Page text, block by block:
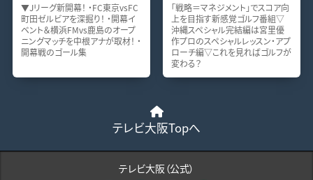
▼Jリーグ新開幕！ ・FC東京vsFC
町田ゼルビアを深掘り！ ・開幕イ
ベント＆横浜FMvs鹿島のオープ
ニングマッチを中根アナが取材！ ・
開幕戦のゴール集
「戦略＝マネジメント」でスコア向
上を目指す新感覚ゴルフ番組▽
沖縄スペシャル完結編は宮里優
作プロのスペシャルレッスン・アプ
ローチ編▽これを見ればゴルフが
変わる？
テレビ大阪Topへ
テレビ大阪（公式）